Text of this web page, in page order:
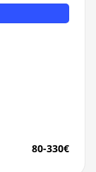
80-330€